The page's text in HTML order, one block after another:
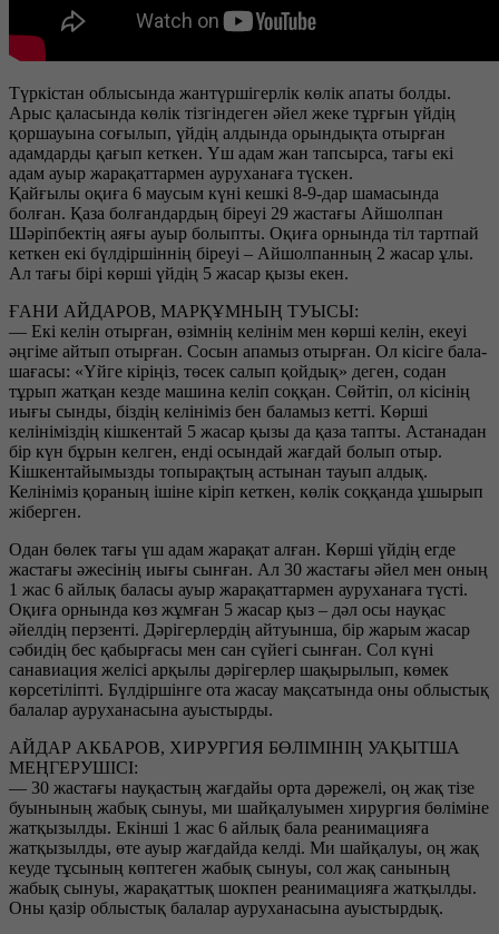
Түркістан облысында жантүршігерлік көлік апаты болды.
Арыс қаласында көлік тізгіндеген әйел жеке тұрғын үйдің
қоршауына соғылып, үйдің алдында орындықта отырған
адамдарды қағып кеткен. Үш адам жан тапсырса, тағы екі
адам ауыр жарақаттармен ауруханаға түскен.
Қайғылы оқиға 6 маусым күні кешкі 8-9-дар шамасында
болған. Қаза болғандардың біреуі 29 жастағы Айшолпан
Шәріпбектің аяғы ауыр болыпты. Оқиға орнында тіл тартпай
кеткен екі бүлдіршіннің біреуі – Айшолпанның 2 жасар ұлы.
Ал тағы бірі көрші үйдің 5 жасар қызы екен.
ҒАНИ АЙДАРОВ, МАРҚҰМНЫҢ ТУЫСЫ:
— Екі келін отырған, өзімнің келінім мен көрші келін, екеуі
әңгіме айтып отырған. Сосын апамыз отырған. Ол кісіге бала-
шағасы: «Үйге кіріңіз, төсек салып қойдық» деген, содан
тұрып жатқан кезде машина келіп соққан. Сөйтіп, ол кісінің
иығы сынды, біздің келініміз бен баламыз кетті. Көрші
келініміздің кішкентай 5 жасар қызы да қаза тапты. Астанадан
бір күн бұрын келген, енді осындай жағдай болып отыр.
Кішкентайымызды топырақтың астынан тауып алдық.
Келініміз қораның ішіне кіріп кеткен, көлік соққанда ұшырып
жіберген.
Одан бөлек тағы үш адам жарақат алған. Көрші үйдің егде
жастағы әжесінің иығы сынған. Ал 30 жастағы әйел мен оның
1 жас 6 айлық баласы ауыр жарақаттармен ауруханаға түсті.
Оқиға орнында көз жұмған 5 жасар қыз – дәл осы науқас
әйелдің перзенті. Дәрігерлердің айтуынша, бір жарым жасар
сәбидің бес қабырғасы мен сан сүйегі сынған. Сол күні
санавиация желісі арқылы дәрігерлер шақырылып, көмек
көрсетіліпті. Бүлдіршінге ота жасау мақсатында оны облыстық
балалар ауруханасына ауыстырды.
АЙДАР АКБАРОВ, ХИРУРГИЯ БӨЛІМІНІҢ УАҚЫТША
МЕҢГЕРУШІСІ:
— 30 жастағы науқастың жағдайы орта дәрежелі, оң жақ тізе
буынының жабық сынуы, ми шайқалуымен хирургия бөліміне
жатқызылды. Екінші 1 жас 6 айлық бала реанимацияға
жатқызылды, өте ауыр жағдайда келді. Ми шайқалуы, оң жақ
кеуде тұсының көптеген жабық сынуы, сол жақ санының
жабық сынуы, жарақаттық шокпен реанимацияға жатқылды.
Оны қазір облыстық балалар ауруханасына ауыстырдық.